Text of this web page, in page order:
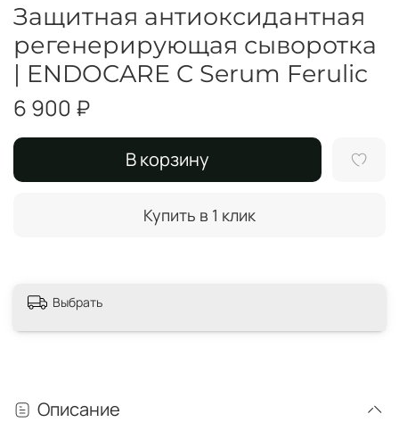
Защитная антиоксидантная
регенерирующая сыворотка
| ENDOCARE C Serum Ferulic
6 900 ₽
В корзину
Купить в 1 клик
Выбрать
Описание